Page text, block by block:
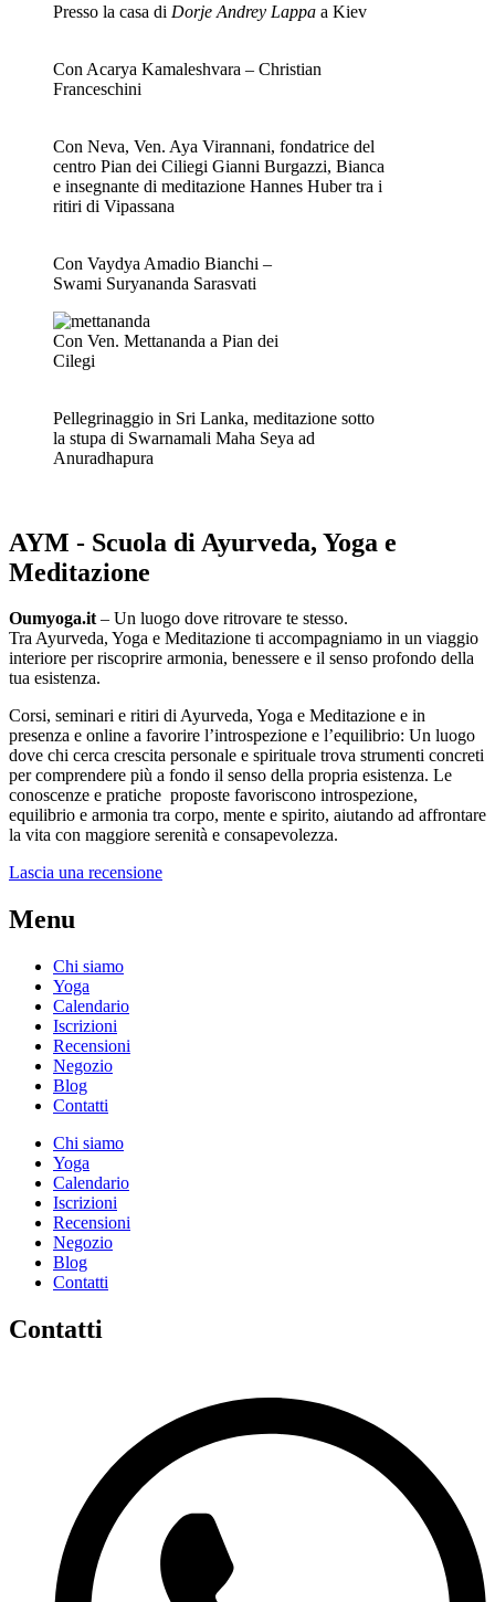
Presso la casa di Dorje Andrey Lappa a Kiev
Con Acarya Kamaleshvara – Christian
Franceschini
Con Neva, Ven. Aya Virannani, fondatrice del
centro Pian dei Ciliegi Gianni Burgazzi, Bianca
e insegnante di meditazione Hannes Huber tra i
ritiri di Vipassana
Con Vaydya Amadio Bianchi –
Swami Suryananda Sarasvati
Con Ven. Mettananda a Pian dei
Cilegi
Pellegrinaggio in Sri Lanka, meditazione sotto
la stupa di Swarnamali Maha Seya ad
Anuradhapura
AYM - Scuola di Ayurveda, Yoga e
Meditazione
Oumyoga.it– Un luogo dove ritrovare te stesso.
Tra Ayurveda, Yoga e Meditazione ti accompagniamo in un viaggio
interiore per riscoprire armonia, benessere e il senso profondo della
tua esistenza.
Corsi, seminari e ritiri di Ayurveda, Yoga e Meditazione e in
presenza e online a favorire l’introspezione e l’equilibrio: Un luogo
dove chi cerca crescita personale e spirituale trova strumenti concreti
per comprendere più a fondo il senso della propria esistenza. Le
conoscenze e pratiche proposte favoriscono introspezione,
equilibrio e armonia tra corpo, mente e spirito, aiutando ad affrontare
la vita con maggiore serenità e consapevolezza.
Lascia una recensione
Menu
Chi siamo
Yoga
Calendario
Іscrizioni
Recensioni
Negozio
Blog
Contatti
Chi siamo
Yoga
Calendario
Іscrizioni
Recensioni
Negozio
Blog
Contatti
Contatti